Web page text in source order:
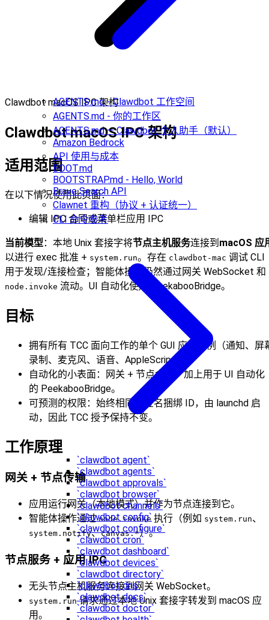
AGENTS.md - Clawdbot 工作空间
AGENTS.md - 你的工作区
AGENTS.md — Clawdbot 个人助手（默认）
Amazon Bedrock
API 使用与成本
BOOT.md
BOOTSTRAP.md - Hello, World
Brave Search API
Clawnet 重构（协议 + 认证统一）
CLI 命令参考
`clawdbot agent`
`clawdbot agents`
`clawdbot approvals`
`clawdbot browser`
`clawdbot channels`
`clawdbot config`
`clawdbot configure`
`clawdbot cron`
`clawdbot dashboard`
`clawdbot devices`
`clawdbot directory`
`clawdbot dns`
`clawdbot docs`
`clawdbot doctor`
Clawdbot macOS IPC 架构
Clawdbot macOS IPC 架构
适用范围
在以下情况使用此页面：
编辑 IPC 合同或菜单栏应用 IPC
当前模型 ：本地 Unix 套接字将节点主机服务连接到 macOS 应
以进行 exec 批准 + system.run。存在 clawdbot-mac 调试 CLI
用于发现/连接检查；智能体操作仍然通过网关 WebSocket 和
node.invoke 流动。UI 自动化使用 PeekabooBridge。
目标
拥有所有 TCC 面向工作的单个 GUI 应用实例（通知、屏
录制、麦克风、语音、AppleScript）。
自动化的小表面：网关 + 节点命令，加上用于 UI 自动化
的 PeekabooBridge。
可预测的权限：始终相同的签名捆绑 ID，由 launchd 启
动，因此 TCC 授予保持不变。
工作原理
网关 + 节点传输
应用运行网关（本地模式）并作为节点连接到它。
智能体操作通过node.invoke执行（例如 system.run、
system.notify、canvas.*）。
节点服务 + 应用 IPC
无头节点主机服务连接到网关 WebSocket。
system.run请求通过本地 Unix 套接字转发到 macOS 应
用。